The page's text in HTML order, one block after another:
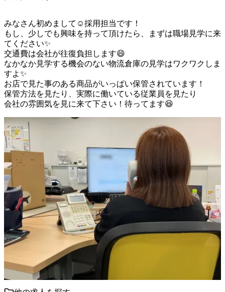
みなさん初めまして☺️採用担当です！
もし、少しでも興味を持って頂けたら、まずは職場見学に来
てください✨
交通費は会社が往復負担します😄
なかなか見学する機会のない物流倉庫の見学はワクワクしま
すよ✨
お店で見た事のある商品がいっぱい保管されています！
保管方法を見たり、実際に働いている従業員を見たり
会社の雰囲気を見に来て下さい！待ってます😆